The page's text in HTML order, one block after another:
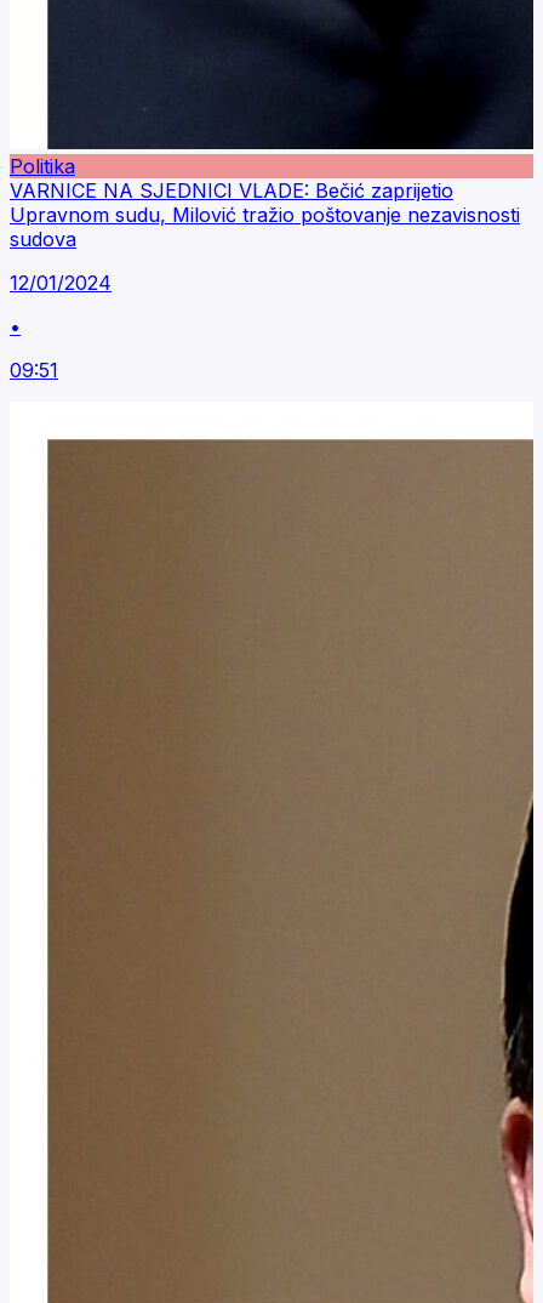
Politika
VARNICE NA SJEDNICI VLADE: Bečić zaprijetio
Upravnom sudu, Milović tražio poštovanje nezavisnosti
sudova
12/01/2024
•
09:51